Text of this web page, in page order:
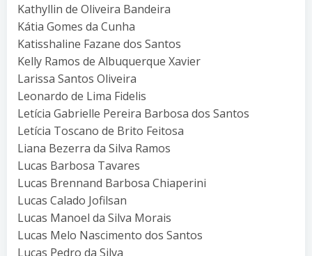
Kathyllin de Oliveira Bandeira
Kátia Gomes da Cunha
Katisshaline Fazane dos Santos
Kelly Ramos de Albuquerque Xavier
Larissa Santos Oliveira
Leonardo de Lima Fidelis
Letícia Gabrielle Pereira Barbosa dos Santos
Letícia Toscano de Brito Feitosa
Liana Bezerra da Silva Ramos
Lucas Barbosa Tavares
Lucas Brennand Barbosa Chiaperini
Lucas Calado Jofilsan
Lucas Manoel da Silva Morais
Lucas Melo Nascimento dos Santos
Lucas Pedro da Silva